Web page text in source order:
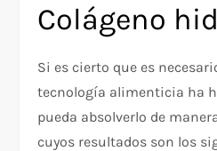
Colágeno
Si es cierto que es
tecnología alimenticia ha
pueda absolverlo de
cuyos resultados son los